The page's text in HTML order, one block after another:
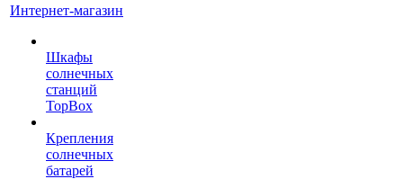
Интернет-магазин
Шкафы
солнечных
станций
TopBox
Крепления
солнечных
батарей